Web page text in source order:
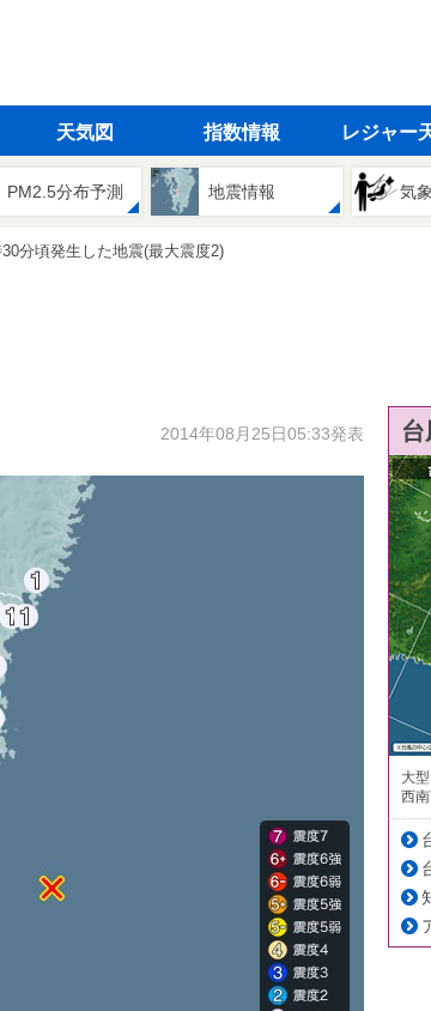
天気図 指数情報 レジャー
PM2.5分布予測 地震情報 気
分頃発生した地震(最大震度2)
2014年08月25日05:33発表
大
西